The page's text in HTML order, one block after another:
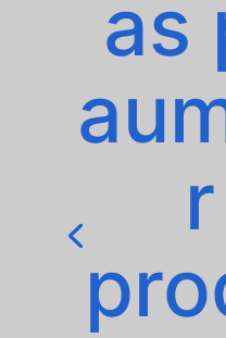
as